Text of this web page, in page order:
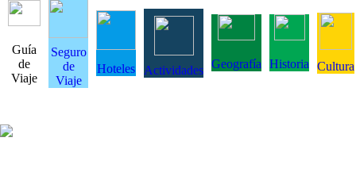
Guía
de
Viaje
Seguro
de
Viaje
Hoteles Actividades Geografía Historia Cultura